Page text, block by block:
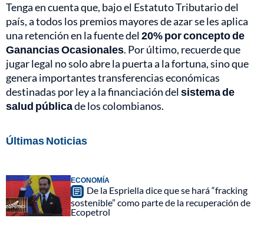
Tenga en cuenta que, bajo el Estatuto Tributario del
país, a todos los premios mayores de azar se les aplica
una retención en la fuente del20% por concepto de
Ganancias Ocasionales. Por último, recuerde que
jugar legal no solo abre la puerta a la fortuna, sino que
genera importantes transferencias económicas
destinadas por ley a la financiación delsistema de
salud públicade los colombianos.
Últimas Noticias
ECONOMÍA
De la Espriella dice que se hará “fracking
sostenible” como parte de la recuperación de
Ecopetrol